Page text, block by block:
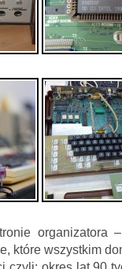
organizatora
które wszystkim